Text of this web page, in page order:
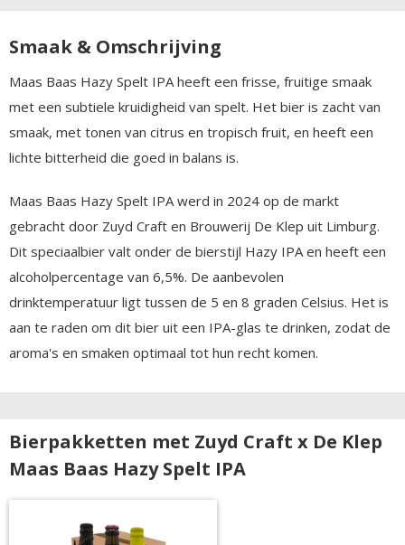
Smaak & Omschrijving
Maas Baas Hazy Spelt IPA heeft een frisse, fruitige smaak
met een subtiele kruidigheid van spelt. Het bier is zacht van
smaak, met tonen van citrus en tropisch fruit, en heeft een
lichte bitterheid die goed in balans is.
Maas Baas Hazy Spelt IPA werd in 2024 op de markt
gebracht door Zuyd Craft en Brouwerij De Klep uit Limburg.
Dit speciaalbier valt onder de bierstijl Hazy IPA en heeft een
alcoholpercentage van 6,5%. De aanbevolen
drinktemperatuur ligt tussen de 5 en 8 graden Celsius. Het is
aan te raden om dit bier uit een IPA-glas te drinken, zodat de
aroma's en smaken optimaal tot hun recht komen.
Bierpakketten met Zuyd Craft x De Klep
Maas Baas Hazy Spelt IPA